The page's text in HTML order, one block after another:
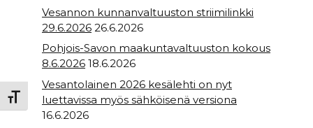
Toggle Font size
Vesannon kunnanvaltuuston striimilinkki
29.6.2026 26.6.2026
Pohjois-Savon maakuntavaltuuston kokous
8.6.2026 18.6.2026
Vesantolainen 2026 kesälehti on nyt
luettavissa myös sähköisenä versiona
16.6.2026